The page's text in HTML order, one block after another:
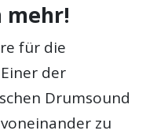
mehr!
für die
der
Drumsound
zu